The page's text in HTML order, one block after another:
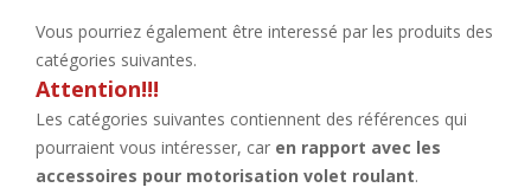
Vous pourriez également être interessé par les produits des
catégories suivantes.
Attention!!!
Les catégories suivantes contiennent des références qui
pourraient vous intéresser, car en rapport avec les
accessoires pour motorisation volet roulant.